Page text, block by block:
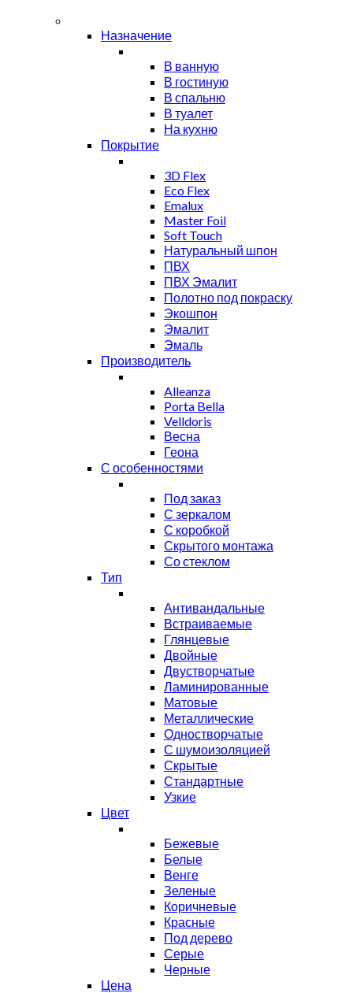
Назначение
В ванную
В гостиную
В спальню
В туалет
На кухню
Покрытие
3D Flex
Eco Flex
Emalux
Master Foil
Soft Touch
Натуральный шпон
ПВХ
ПВХ Эмалит
Полотно под покраску
Экошпон
Эмалит
Эмаль
Производитель
Alleanza
Porta Bella
Velldoris
Весна
Геона
С особенностями
Под заказ
С зеркалом
С коробкой
Скрытого монтажа
Со стеклом
Тип
Антивандальные
Встраиваемые
Глянцевые
Двойные
Двустворчатые
Ламинированные
Матовые
Металлические
Одностворчатые
С шумоизоляцией
Скрытые
Стандартные
Узкие
Цвет
Бежевые
Белые
Венге
Зеленые
Коричневые
Красные
Под дерево
Серые
Черные
Цена